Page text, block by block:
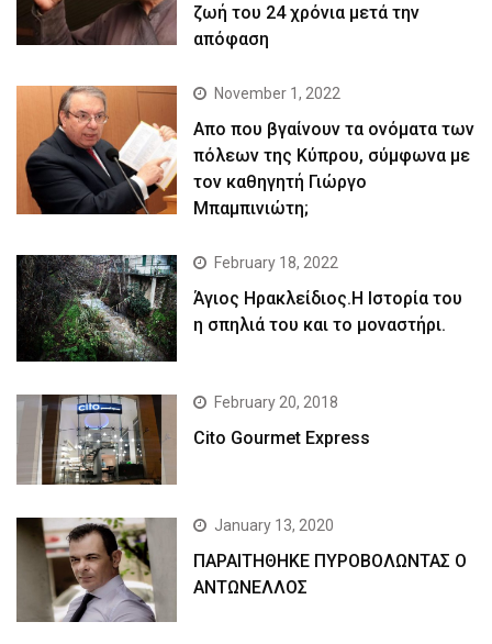
ζωή του 24 χρόνια μετά την
απόφαση
November 1, 2022
Απο που βγαίνουν τα ονόματα των
πόλεων της Κύπρου, σύμφωνα με
τον καθηγητή Γιώργο
Μπαμπινιώτη;
February 18, 2022
Άγιος Ηρακλείδιος.Η Ιστορία του
η σπηλιά του και το μοναστήρι.
February 20, 2018
Cito Gourmet Express
January 13, 2020
ΠΑΡΑΙΤΗΘΗΚΕ ΠΥΡΟΒΟΛΩΝΤΑΣ Ο
ΑΝΤΩΝΕΛΛΟΣ